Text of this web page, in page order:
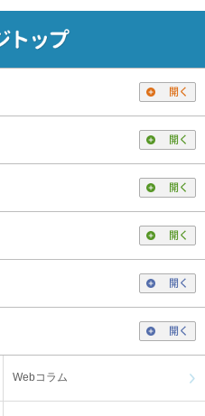
開く
開く
開く
開く
開く
開く
Webコラム